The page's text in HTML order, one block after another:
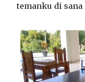
temanku di